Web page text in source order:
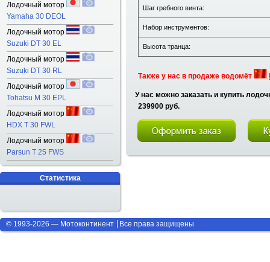
Шаг гребного винта:
Набор инструментов:
Высота транца:
Также у нас в продаже водомёт
У нас можно заказать и купить
239900 руб.
Лодочный мотор
Yamaha 30 DEOL
Лодочный мотор
Suzuki DT 30 EL
Лодочный мотор
Suzuki DT 30 RL
Лодочный мотор
Tohatsu M 30 EPL
Лодочный мотор
HDX T 30 FWL
Лодочный мотор
Parsun T 25 FWS
Статистика
© 1993-2026 — Мотоконтинент Все права защищены